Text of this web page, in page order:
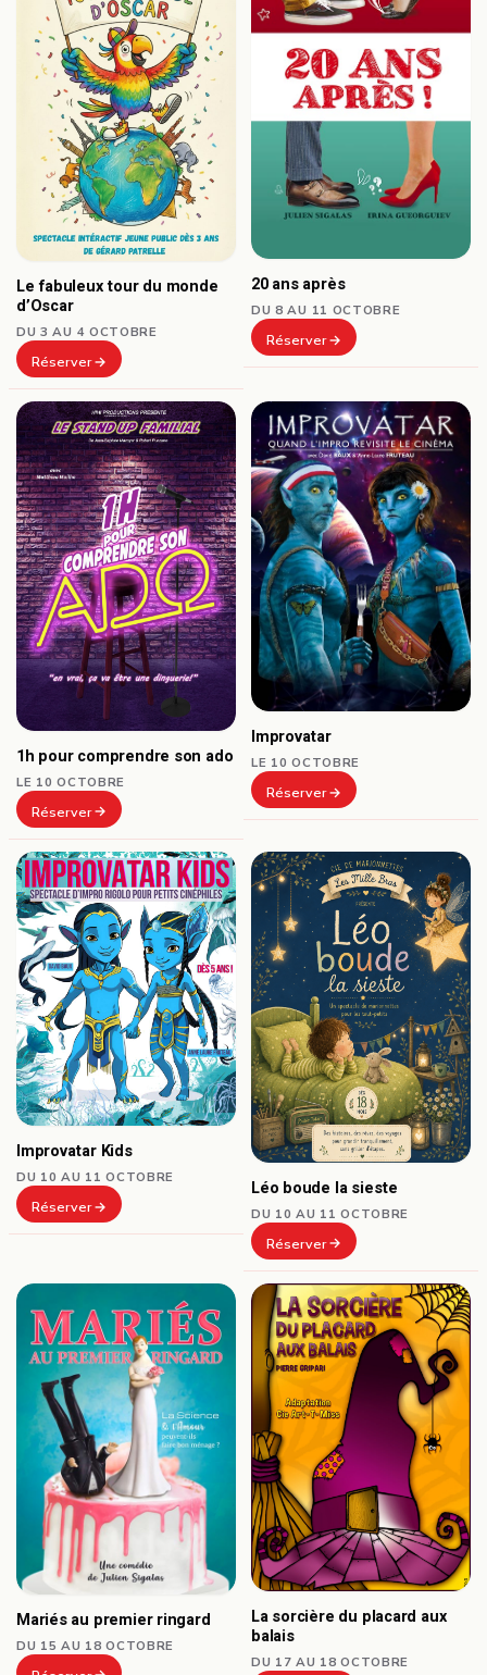
Le fabuleux tour du monde
d’Oscar
DU 3 AU 4 OCTOBRE
Réserver
20 ans après
DU 8 AU 11 OCTOBRE
Réserver
1h pour comprendre son ado
LE 10 OCTOBRE
Réserver
Improvatar
LE 10 OCTOBRE
Réserver
Improvatar Kids
DU 10 AU 11 OCTOBRE
Réserver
Léo boude la sieste
DU 10 AU 11 OCTOBRE
Réserver
Mariés au premier ringard
DU 15 AU 18 OCTOBRE
La sorcière du placard aux
balais
DU 17 AU 18 OCTOBRE